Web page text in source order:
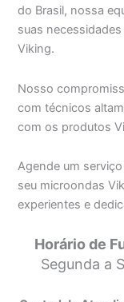
do Brasil, nossa
suas
Viking.
Nosso
com técnicos
com os produtos
Agende um
seu microondas
experientes e
Horário de
Segunda a